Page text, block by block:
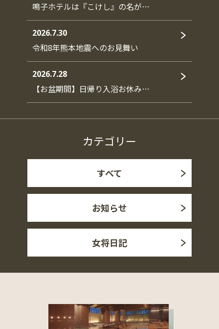
鳴子ホテルは『こけし』の名が…
2026.7.30
令和8年熊本地震へのお見舞い
2026.7.28
【お盆期間】日帰り入浴お休み…
カテゴリー
すべて
お知らせ
女将日記